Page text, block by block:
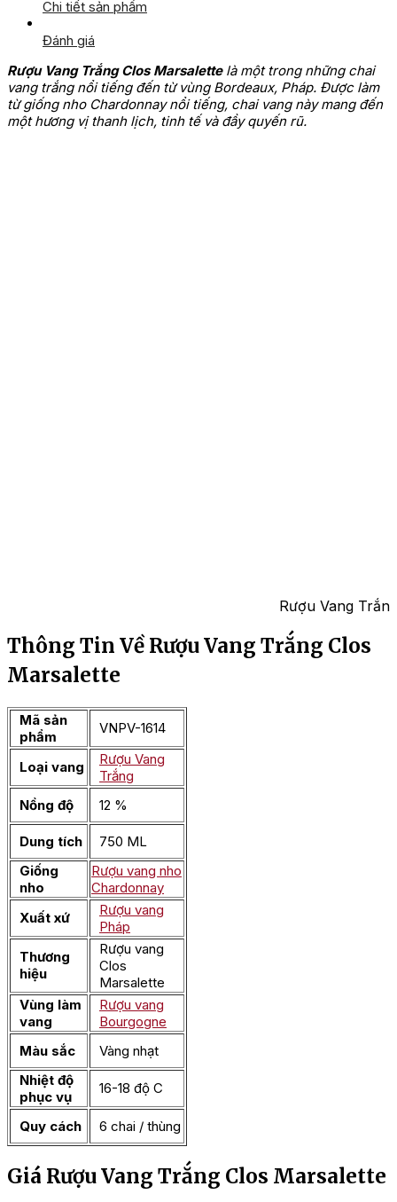
Chi tiết sản phẩm
Đánh giá
Rượu Vang Trắng Clos Marsalettelà một trong những chai
vang trắng nổi tiếng đến từ vùng Bordeaux, Pháp. Được làm
từ giống nho Chardonnay nổi tiếng, chai vang này mang đến
một hương vị thanh lịch, tinh tế và đầy quyến rũ.
Rượu Vang
Thông Tin Về Rượu Vang Trắng Clos
Marsalette
Mã sản
phẩm
VNPV-1614
Loại vang
Rượu Vang
Trắng
Nồng độ
12 %
Dung tích
750 ML
Giống
nho
Rượu vang nho
Chardonnay
Xuất xứ
Rượu vang
Pháp
Thương
hiệu
Rượu vang
Clos
Marsalette
Vùng làm
vang
Rượu vang
Bourgogne
Màu sắc
Vàng nhạt
Nhiệt độ
phục vụ
16-18 độ C
Quy cách 6 chai / thùng
Giá Rượu Vang Trắng Clos Marsalette